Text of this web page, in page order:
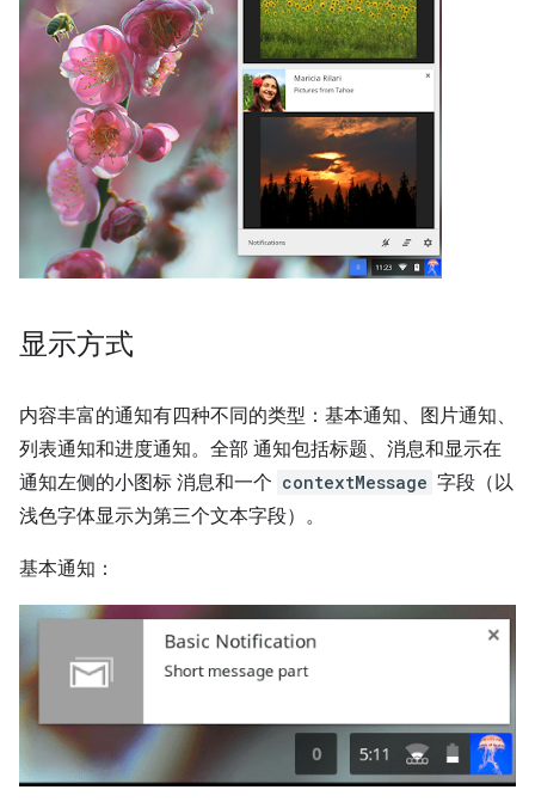
显示方式
内容丰富的通知有四种不同的类型：基本通知、图片通知、
列表通知和进度通知。全部 通知包括标题、消息和显示在
通知左侧的小图标 消息和一个 contextMessage 字段（以
浅色字体显示为第三个文本字段）。
基本通知：